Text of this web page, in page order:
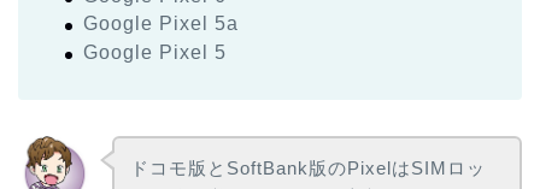
Google Pixel 5a
Google Pixel 5
ドコモ版とSoftBank版のPixelはSIMロッ